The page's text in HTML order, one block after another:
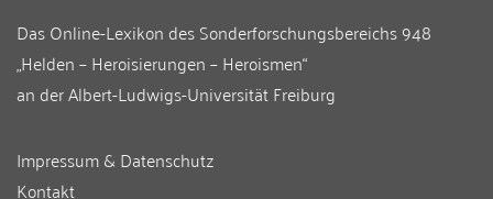
Das Online-Lexikon desSonderforschungsbereichs 948
„Helden – Heroisierungen – Heroismen“
an derAlbert-Ludwigs-Universität Freiburg
Impressum & Datenschutz
Kontakt